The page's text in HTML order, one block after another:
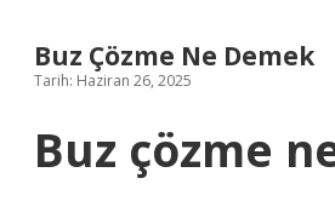
Buz Çözme Ne Demek
Tarih: Haziran 26, 2025
Buz çözme